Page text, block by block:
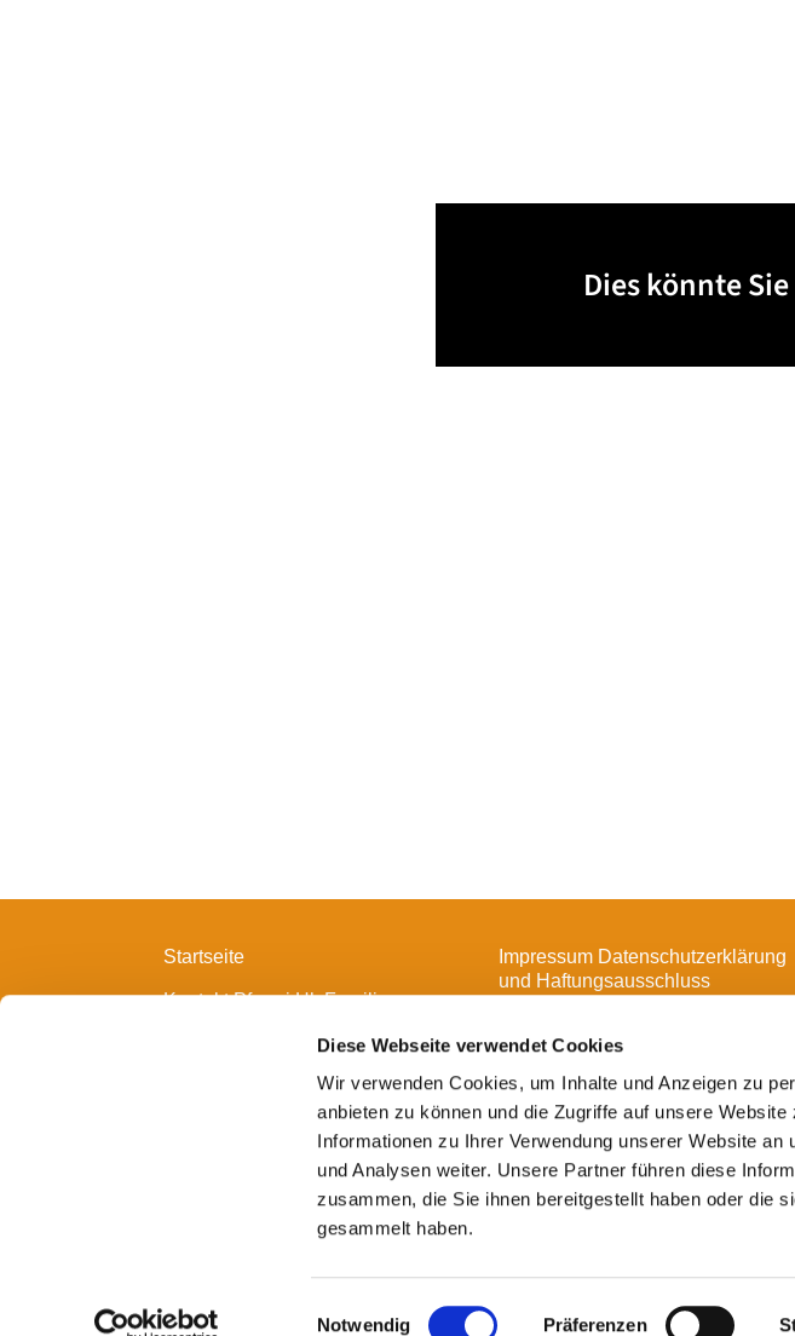
Diese Webseite verwendet Cookies
Wir verwenden Cookies, um Inhalte und Anzeigen zu
anbieten zu können und die Zugriffe auf unsere
Informationen zu Ihrer Verwendung unserer Website
und Analysen weiter. Unsere Partner führen diese
zusammen, die Sie ihnen bereitgestellt haben oder die
gesammelt haben.
Notwendig Präferenzen
Dies könnte
Startseite
Kontakt Pfarrei Hl. Familie
Impressum Datenschutzerklärung
und Haftungsausschluss
Heilige